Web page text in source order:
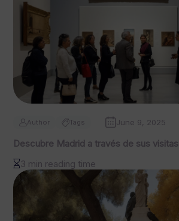
Author Tags June 9, 2025
Descubre Madrid a través de sus
3 min reading time